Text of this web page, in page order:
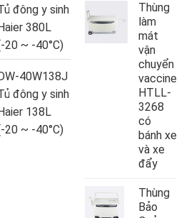
đông y sinh
Haier 380L
20 ~ -40°C)
DW-40W138J
đông y sinh
Haier 138L
20 ~ -40°C)
Thùng
làm
mát
vận
chuyển
vaccine
HTLL-
3268
có
bánh xe
và xe
đẩy
Thùng
Bảo